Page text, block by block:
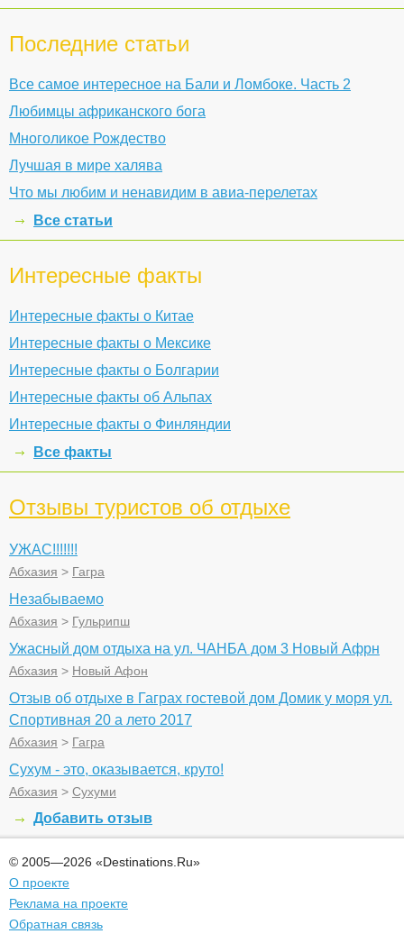
Последние статьи
Все самое интересное на Бали и Ломбоке. Часть 2
Любимцы африканского бога
Многоликое Рождество
Лучшая в мире халява
Что мы любим и ненавидим в авиа-перелетах
Все статьи
Интересные факты
Интересные факты о Китае
Интересные факты о Мексике
Интересные факты о Болгарии
Интересные факты об Альпах
Интересные факты о Финляндии
Все факты
Отзывы туристов об отдыхе
УЖАС!!!!!!!
Абхазия > Гагра
Незабываемо
Абхазия > Гульрипш
Ужасный дом отдыха на ул. ЧАНБА дом 3 Новый Афрн
Абхазия > Новый Афон
Отзыв об отдыхе в Гаграх гостевой дом Домик у моря ул.
Спортивная 20 а лето 2017
Абхазия > Гагра
Сухум - это, оказывается, круто!
Абхазия > Сухуми
Добавить отзыв
© 2005—2026 «Destinations.Ru»
О проекте
Реклама на проекте
Обратная связь